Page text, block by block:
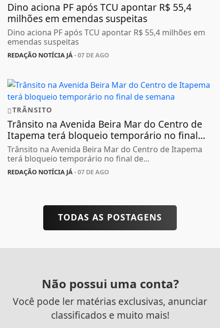
Dino aciona PF após TCU apontar R$ 55,4
milhões em emendas suspeitas
Dino aciona PF após TCU apontar R$ 55,4 milhões em
emendas suspeitas
REDAÇÃO NOTÍCIA JÁ- 07 DE AGO
TRÂNSITO
Trânsito na Avenida Beira Mar do Centro de
Itapema terá bloqueio temporário no final...
Trânsito na Avenida Beira Mar do Centro de Itapema
terá bloqueio temporário no final de...
REDAÇÃO NOTÍCIA JÁ- 07 DE AGO
TODAS AS POSTAGENS
Não possui uma conta?
Você pode ler matérias exclusivas, anunciar
classificados e muito mais!